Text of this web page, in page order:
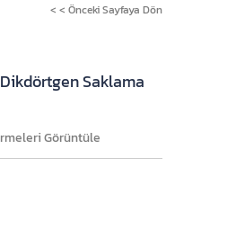
< < Önceki Sayfaya Dön
Dikdörtgen Saklama